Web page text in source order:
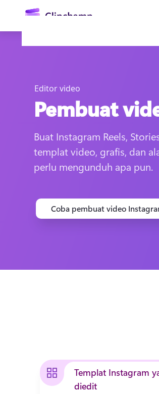
Coba
Editor video
Pembuat
Buat Instagram Reels,
templat video, grafis, dan
perlu mengunduh apa pun.
Coba pembuat video
Templat Instagram
diedit